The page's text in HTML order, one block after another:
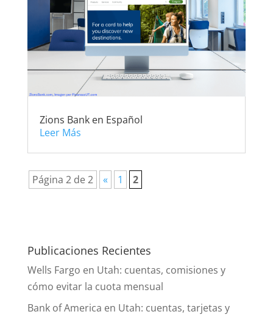
Zions Bank en Español
Leer Más
Página 2 de 2 « 1 2
Publicaciones Recientes
Wells Fargo en Utah: cuentas, comisiones y
cómo evitar la cuota mensual
Bank of America en Utah: cuentas, tarjetas y